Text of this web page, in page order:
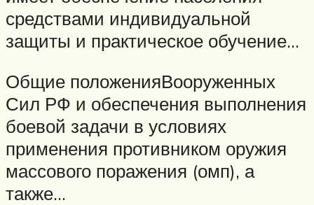
средствами индивидуальной
защиты и практическое обучение…
Общие положенияВооруженных
Сил РФ и обеспечения выполнения
боевой задачи в условиях
применения противником оружия
массового поражения (омп), а
также…